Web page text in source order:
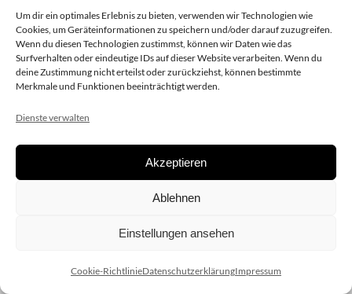
Um dir ein optimales Erlebnis zu bieten, verwenden wir Technologien wie
Cookies, um Geräteinformationen zu speichern und/oder darauf zuzugreifen.
Wenn du diesen Technologien zustimmst, können wir Daten wie das
Surfverhalten oder eindeutige IDs auf dieser Website verarbeiten. Wenn du
deine Zustimmung nicht erteilst oder zurückziehst, können bestimmte
Merkmale und Funktionen beeinträchtigt werden.
Dienste verwalten
Akzeptieren
Ablehnen
Einstellungen ansehen
Cookie-RichtlinieDatenschutzerklärungImpressum
Copyright 2020 dieSCHAUsteller.at |Datenschützerklärung|
| Design:www.ARGEntur.at